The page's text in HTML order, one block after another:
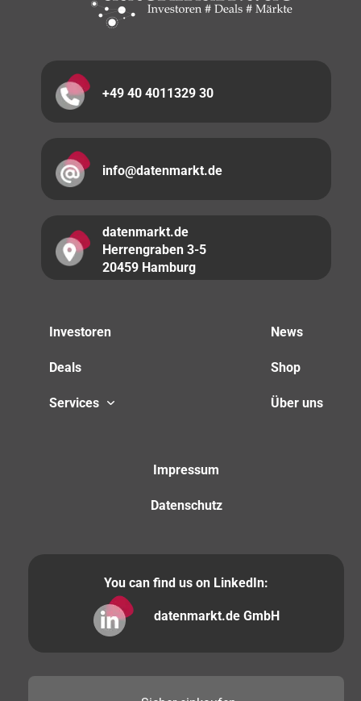
+49 40 4011329 30
info@datenmarkt.de
datenmarkt.de
Herrengraben 3-5
20459 Hamburg
Investoren
Deals
Services
News
Shop
Über uns
Impressum
Datenschutz
You can find us on LinkedIn:
datenmarkt.de GmbH